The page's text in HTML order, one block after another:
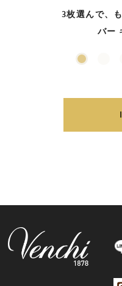
3枚選んで、
バー